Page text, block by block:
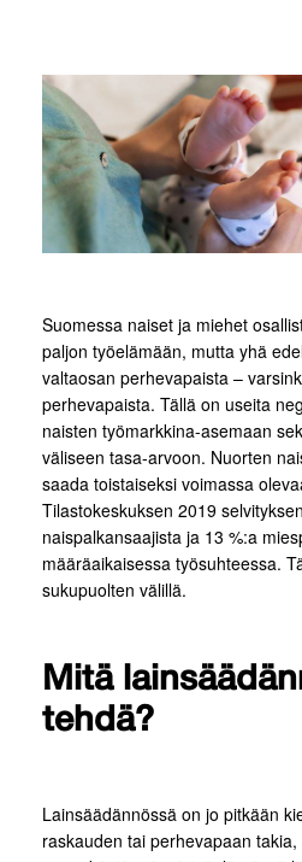
Suomessa naiset ja miehet
paljon työelämään, mutta yhä
valtaosan perhevapaista –
perhevapaista. Tällä on useita
naisten työmarkkina-asemaan
väliseen tasa-arvoon. Nuorten
saada toistaiseksi voimassa
Tilastokeskuksen 2019
naispalkansaajista ja 13 %:a
määräaikaisessa työsuhteessa.
sukupuolten välillä.
Mitä
tehdä?
Lainsäädännössä on jo pitkään
raskauden tai perhevapaan